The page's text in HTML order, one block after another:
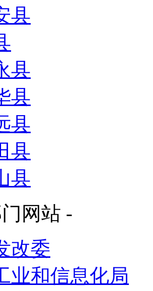
县
县
县
县
县
县
网站 -
改委
业和信息化局